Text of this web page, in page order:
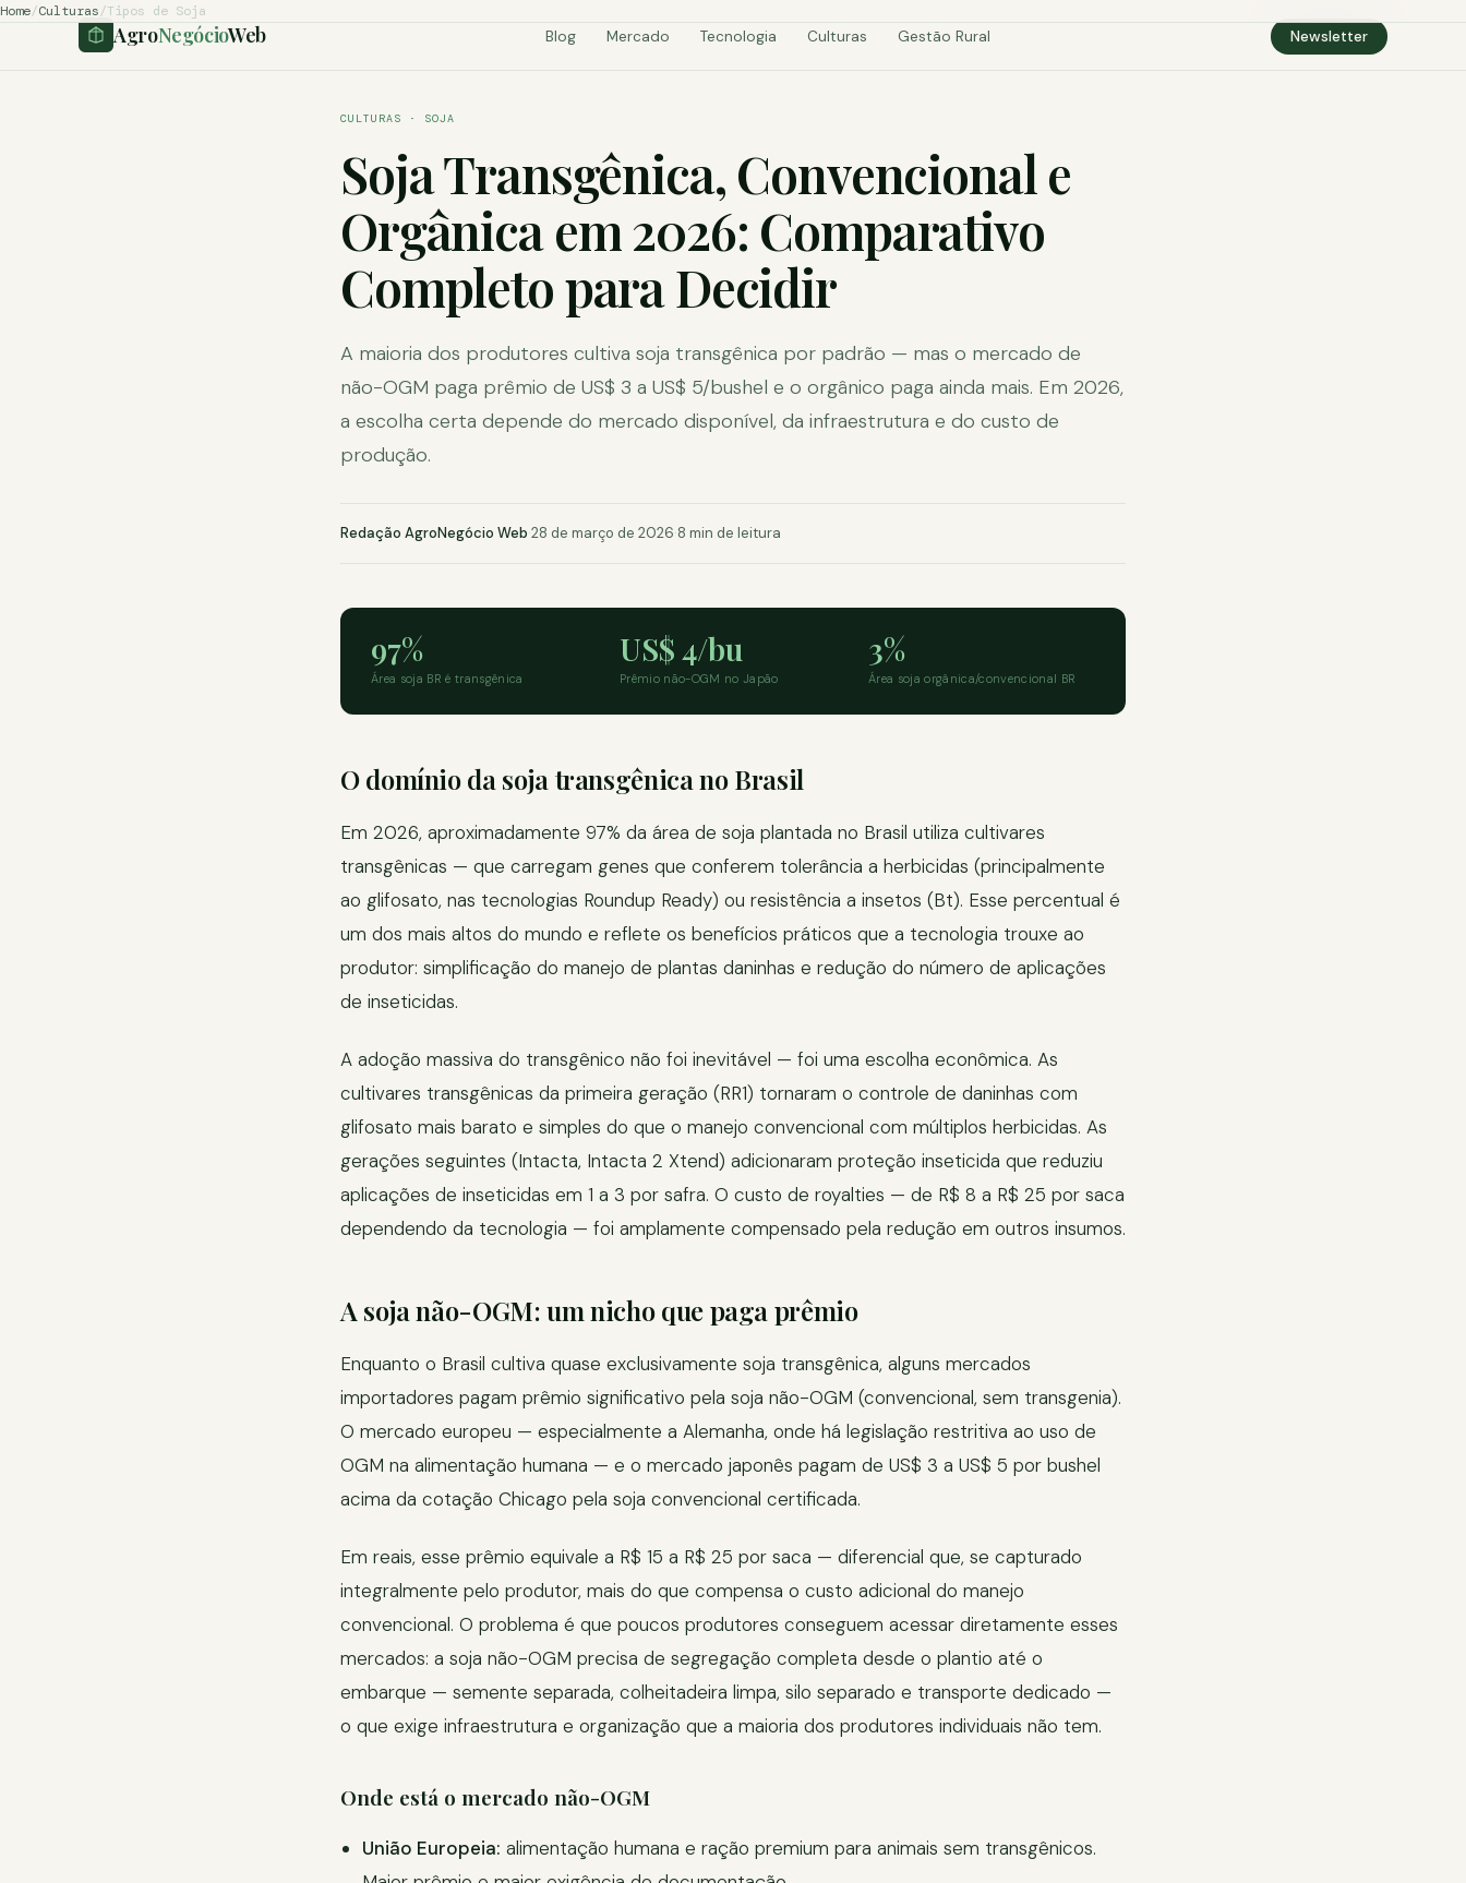
AgroNegócioWeb Blog Mercado Tecnologia Culturas Gestão Rural Newsletter
Home/Culturas/Tipos de Soja
CULTURAS · SOJA
Soja Transgênica, Convencional e
Orgânica em 2026: Comparativo
Completo para Decidir
A maioria dos produtores cultiva soja transgênica por padrão — mas o mercado de
não-OGM paga prêmio de US$ 3 a US$ 5/bushel e o orgânico paga ainda mais. Em 2026,
a escolha certa depende do mercado disponível, da infraestrutura e do custo de
produção.
Redação AgroNegócio Web·28 de março de 2026·8 min de leitura
97%
Área soja BR é transgênica
US$ 4/bu
Prêmio não-OGM no Japão
3%
Área soja orgânica/convencional BR
O domínio da soja transgênica no Brasil
Em 2026, aproximadamente 97% da área de soja plantada no Brasil utiliza cultivares
transgênicas — que carregam genes que conferem tolerância a herbicidas (principalmente
ao glifosato, nas tecnologias Roundup Ready) ou resistência a insetos (Bt). Esse percentual é
um dos mais altos do mundo e reflete os benefícios práticos que a tecnologia trouxe ao
produtor: simplificação do manejo de plantas daninhas e redução do número de aplicações
de inseticidas.
A adoção massiva do transgênico não foi inevitável — foi uma escolha econômica. As
cultivares transgênicas da primeira geração (RR1) tornaram o controle de daninhas com
glifosato mais barato e simples do que o manejo convencional com múltiplos herbicidas. As
gerações seguintes (Intacta, Intacta 2 Xtend) adicionaram proteção inseticida que reduziu
aplicações de inseticidas em 1 a 3 por safra. O custo de royalties — de R$ 8 a R$ 25 por saca
dependendo da tecnologia — foi amplamente compensado pela redução em outros insumos.
A soja não-OGM: um nicho que paga prêmio
Enquanto o Brasil cultiva quase exclusivamente soja transgênica, alguns mercados
importadores pagam prêmio significativo pela soja não-OGM (convencional, sem transgenia).
O mercado europeu — especialmente a Alemanha, onde há legislação restritiva ao uso de
OGM na alimentação humana — e o mercado japonês pagam de US$ 3 a US$ 5 por bushel
acima da cotação Chicago pela soja convencional certificada.
Em reais, esse prêmio equivale a R$ 15 a R$ 25 por saca — diferencial que, se capturado
integralmente pelo produtor, mais do que compensa o custo adicional do manejo
convencional. O problema é que poucos produtores conseguem acessar diretamente esses
mercados: a soja não-OGM precisa de segregação completa desde o plantio até o
embarque — semente separada, colheitadeira limpa, silo separado e transporte dedicado —
o que exige infraestrutura e organização que a maioria dos produtores individuais não tem.
Onde está o mercado não-OGM
União Europeia: alimentação humana e ração premium para animais sem transgênicos.